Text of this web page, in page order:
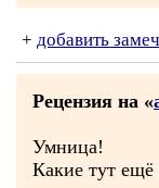
+ добавить
Рецензия на «
Умница!
Какие тут